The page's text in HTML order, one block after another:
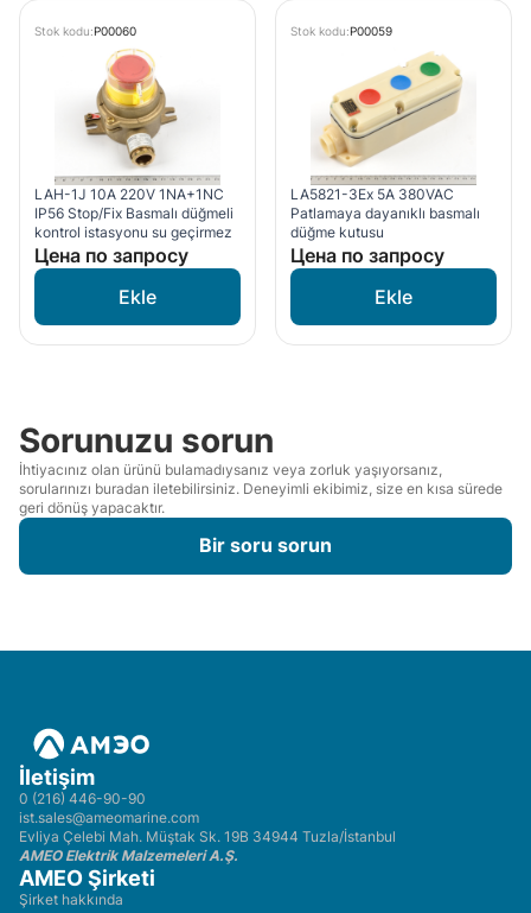
Stok kodu:P00060
LAH-1J 10A 220V 1NA+1NC
IP56 Stop/Fix Basmalı düğmeli
kontrol istasyonu su geçirmez
Цена по запросу
Stok kodu:P00059
LA5821-3Ex 5A 380VAC
Patlamaya dayanıklı basmalı
düğme kutusu
Цена по запросу
Sorunuzu sorun
İhtiyacınız olan ürünü bulamadıysanız veya zorluk yaşıyorsanız,
sorularınızı buradan iletebilirsiniz. Deneyimli ekibimiz, size en kısa sürede
geri dönüş yapacaktır.
Bir soru sorun
İletişim
0 (216) 446-90-90
ist.sales@ameomarine.com
Evliya Çelebi Mah. Müştak Sk. 19B 34944 Tuzla/İstanbul
AMEO Elektrik Malzemeleri A.Ş.
AMEO Şirketi
Şirket hakkında